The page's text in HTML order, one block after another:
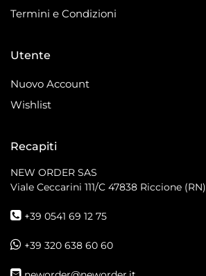
Termini e Condizioni
Utente
Nuovo Account
Wishlist
Recapiti
NEW ORDER SAS
Viale Ceccarini 111/C 47838 Riccione (RN)
+39 0541 69 12 75
+39 320 638 60 60